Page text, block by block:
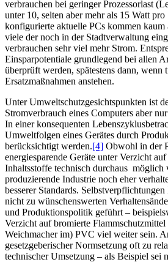
verbrauchen bei geringer Prozessorlast
unter 10, selten aber mehr als 15 Watt
konfigurierte aktuelle PCs kommen kaum
viele der noch in der Stadtverwaltung
verbrauchen sehr viel mehr Strom.
Einsparpotentiale grundlegend bei allen
überprüft werden, spätestens dann, wenn
Ersatzmaßnahmen anstehen.
Unter Umweltschutzgesichtspunkten ist
Stromverbrauch eines Computers aber
In einer konsequenten
Umweltfolgen eines Gerätes durch
berücksichtigt werden.[4] Obwohl in der
energiesparende Geräte unter Verzicht
Inhaltsstoffe technisch durchaus möglich
produzierende Industrie noch eher
besserer Standards.
nicht zu wünschenswerten
und Produktionspolitik geführt –
Verzicht auf bromierte
Weichmacher im) PVC viel weiter sein.
gesetzgeberischer Normsetzung oft zu
technischer Umsetzung – als Beispiel sei